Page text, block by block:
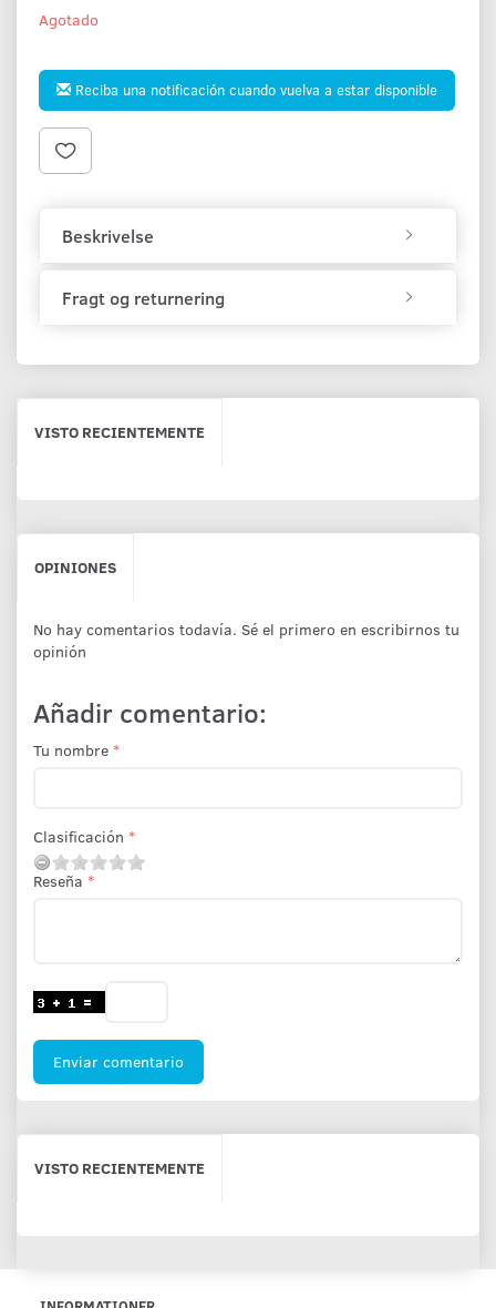
Agotado
Reciba una notificación cuando vuelva a estar disponible
Beskrivelse
Fragt og returnering
VISTO RECIENTEMENTE
OPINIONES
No hay comentarios todavía. Sé el primero en escribirnos tu
opinión
Añadir comentario:
Tu nombre
Clasificación
Reseña
Enviar comentario
VISTO RECIENTEMENTE